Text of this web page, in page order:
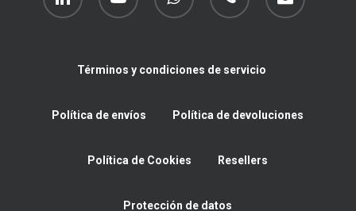
Términos y condiciones de servicio
Política de envíos Política de devoluciones
Política de Cookies Resellers
Protección de datos